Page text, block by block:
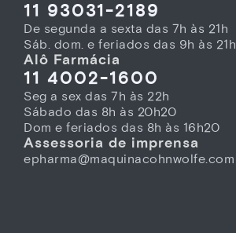
11 93031-2189
De segunda a sexta das 7h às 21h
Sáb. dom. e feriados das 9h às 21h
Alô Farmácia
11 4002-1600
Seg a sex das 7h às 22h
Sábado das 8h às 20h20
Dom e feriados das 8h às 16h20
Assessoria de imprensa
epharma@maquinacohnwolfe.com